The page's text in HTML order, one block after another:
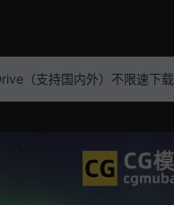
（支持国内外）不限速下载